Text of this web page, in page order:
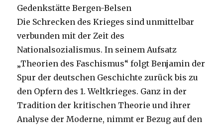
Gedenkstätte Bergen-Belsen
Die Schrecken des Krieges sind unmittelbar
verbunden mit der Zeit des
Nationalsozialismus. In seinem Aufsatz
„Theorien des Faschismus“ folgt Benjamin der
Spur der deutschen Geschichte zurück bis zu
den Opfern des 1. Weltkrieges. Ganz in der
Tradition der kritischen Theorie und ihrer
Analyse der Moderne, nimmt er Bezug auf den